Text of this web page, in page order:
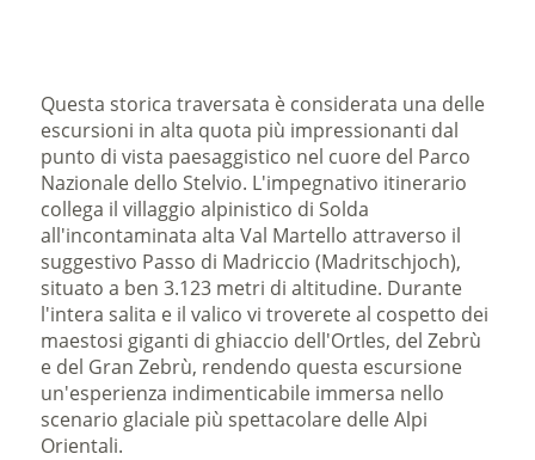
Questa storica traversata è considerata una delle
escursioni in alta quota più impressionanti dal
punto di vista paesaggistico nel cuore del Parco
Nazionale dello Stelvio. L'impegnativo itinerario
collega il villaggio alpinistico di Solda
all'incontaminata alta Val Martello attraverso il
suggestivo Passo di Madriccio (Madritschjoch),
situato a ben 3.123 metri di altitudine. Durante
l'intera salita e il valico vi troverete al cospetto dei
maestosi giganti di ghiaccio dell'Ortles, del Zebrù
e del Gran Zebrù, rendendo questa escursione
un'esperienza indimenticabile immersa nello
scenario glaciale più spettacolare delle Alpi
Orientali.